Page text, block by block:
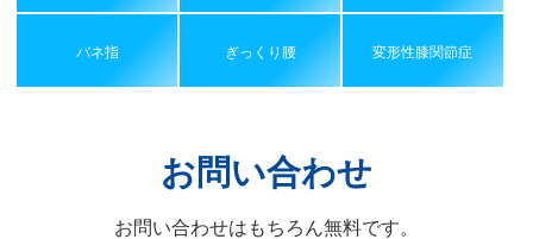
バネ指 ぎっくり腰 変形性膝関節症
お問い合わせ
お問い合わせはもちろん無料です。